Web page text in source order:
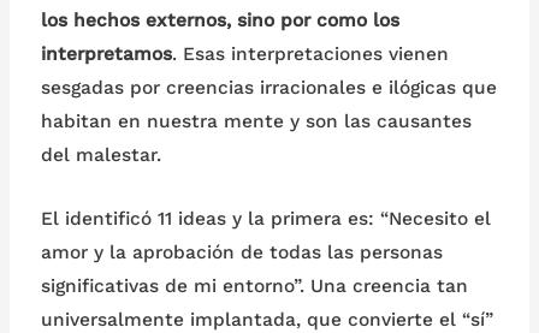
los hechos externos, sino por como los
interpretamos. Esas interpretaciones vienen
sesgadas por creencias irracionales e ilógicas que
habitan en nuestra mente y son las causantes
del malestar.
El identificó 11 ideas y la primera es: “Necesito el
amor y la aprobación de todas las personas
significativas de mi entorno”. Una creencia tan
universalmente implantada, que convierte el “sí”